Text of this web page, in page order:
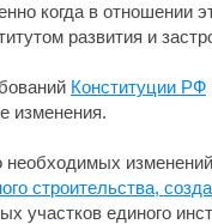
когда в
развития и
Конституции РФ
изменения.
строительства,
участков единого